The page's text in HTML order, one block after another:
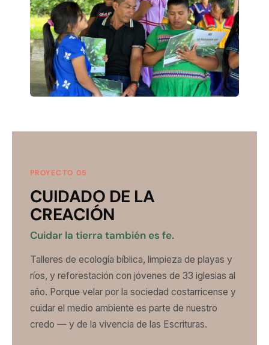
PROYECTO 05
CUIDADO DE LA
CREACIÓN
Cuidar la tierra también es fe.
Talleres de ecología bíblica, limpieza de playas y
ríos, y reforestación con jóvenes de 33 iglesias al
año. Porque velar por la sociedad costarricense y
cuidar el medio ambiente es parte de nuestro
credo — y de la vivencia de las Escrituras.